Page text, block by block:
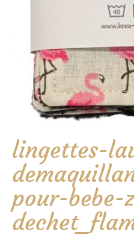
lingettes-
pour-bebe-